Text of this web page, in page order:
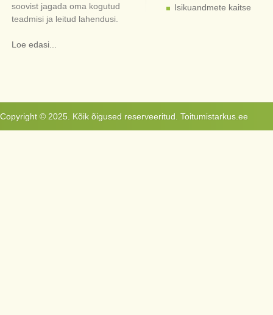
soovist jagada oma kogutud
teadmisi ja leitud lahendusi.
Loe edasi...
Isikuandmete kaitse
Copyright © 2025. Kõik õigused reserveeritud. Toitumistarkus.ee